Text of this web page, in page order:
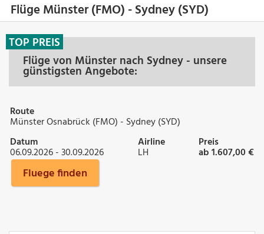
Flüge Münster (FMO) - Sydney (SYD)
Flüge von Münster nach Sydney - unsere
günstigsten Angebote:
TOP PREIS
Route
Münster Osnabrück (FMO) - Sydney (SYD)
Datum
06.09.2026 - 30.09.2026
Airline
LH
Preis
ab 1.607,00 €
Fluege finden